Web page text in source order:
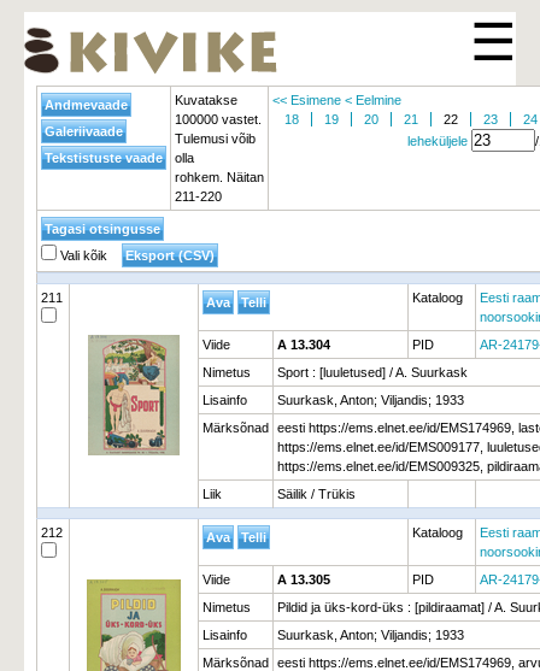
☰
Kuvatakse
100000 vastet.
Tulemusi võib
olla
rohkem. Näitan
211-220
<< Esimene < Eelmine
18
19 20 21 22 23
24
leheküljele
Vali kõik
211 Kataloog
Eesti
Viide
A 13.304 PID
AR-
Nimetus
Sport : [luuletused] / A. Suurkask
Lisainfo
Suurkask, Anton; Viljandis; 1933
Märksõnad eesti https://ems.elnet.ee/id/EMS174969,
https://ems.elnet.ee/id/EMS009177,
https://ems.elnet.ee/id/EMS009325,
Liik
Säilik / Trükis
212 Kataloog
Eesti
Viide
A 13.305 PID
AR-
Nimetus
Pildid ja üks-kord-üks : [pildiraamat] / A.
Lisainfo
Suurkask, Anton; Viljandis; 1933
Märksõnad eesti https://ems.elnet.ee/id/EMS174969,